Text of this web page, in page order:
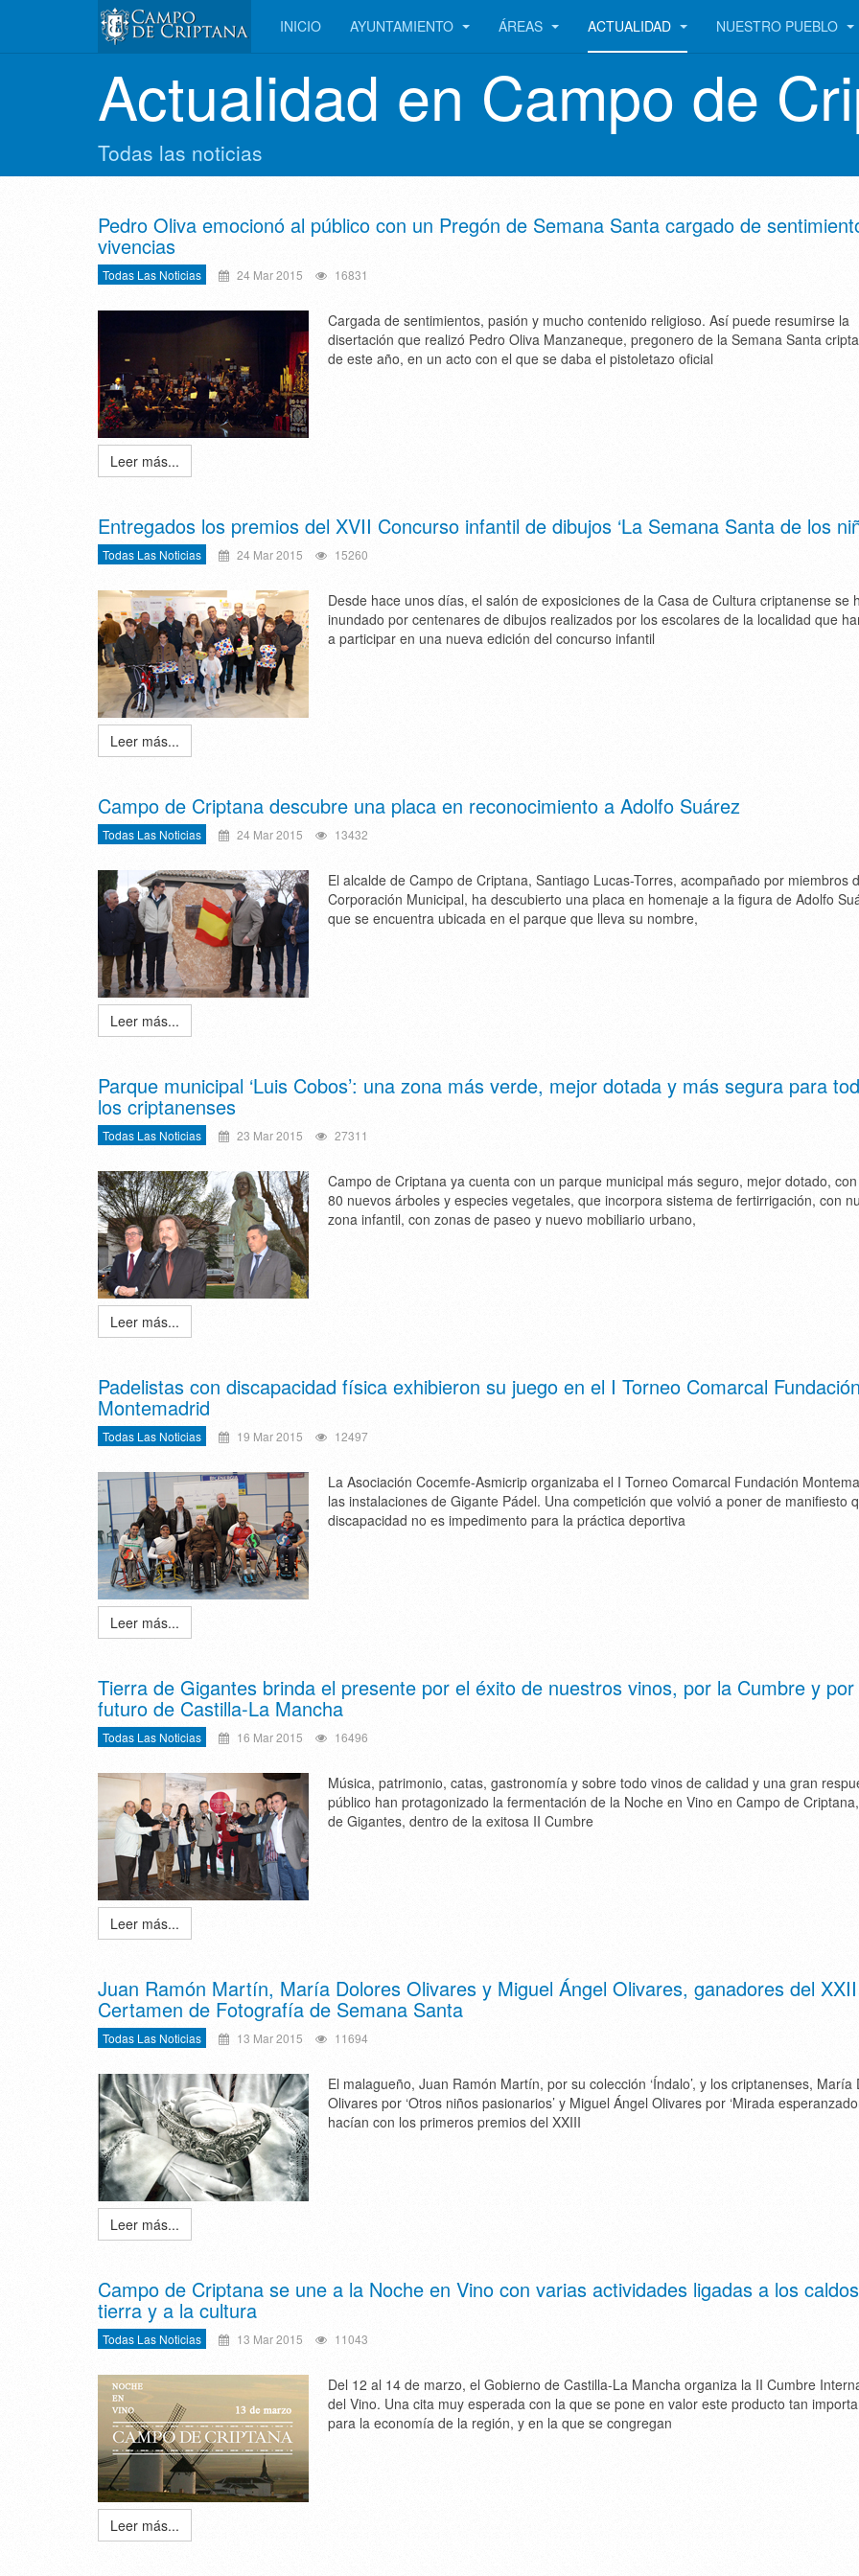
INICIO AYUNTAMIENTO ÁREAS ACTUALIDAD NUESTRO PUEBLO
Actualidad en Campo de
Todas las noticias
Pedro Oliva emocionó al público con un Pregón de Semana Santa cargado de
vivencias
Todas Las Noticias 24 Mar 2015 16831
Cargada de sentimientos, pasión y mucho contenido religioso. Así puede resumirse la
disertación que realizó Pedro Oliva Manzaneque, pregonero de la Semana Santa
de este año, en un acto con el que se daba el pistoletazo oficial
Leer más...
Entregados los premios del XVII Concurso infantil de dibujos ‘La Semana Santa de los
Todas Las Noticias 24 Mar 2015 15260
Desde hace unos días, el salón de exposiciones de la Casa de Cultura criptanense se
inundado por centenares de dibujos realizados por los escolares de la localidad que
a participar en una nueva edición del concurso infantil
Leer más...
Campo de Criptana descubre una placa en reconocimiento a Adolfo Suárez
Todas Las Noticias 24 Mar 2015 13432
El alcalde de Campo de Criptana, Santiago Lucas-Torres, acompañado por miembros
Corporación Municipal, ha descubierto una placa en homenaje a la figura de Adolfo
que se encuentra ubicada en el parque que lleva su nombre,
Leer más...
Parque municipal ‘Luis Cobos’: una zona más verde, mejor dotada y más segura para
los criptanenses
Todas Las Noticias 23 Mar 2015 27311
Campo de Criptana ya cuenta con un parque municipal más seguro, mejor dotado,
80 nuevos árboles y especies vegetales, que incorpora sistema de fertirrigación, con
zona infantil, con zonas de paseo y nuevo mobiliario urbano,
Leer más...
Padelistas con discapacidad física exhibieron su juego en el I Torneo Comarcal
Montemadrid
Todas Las Noticias 19 Mar 2015 12497
La Asociación Cocemfe-Asmicrip organizaba el I Torneo Comarcal Fundación
las instalaciones de Gigante Pádel. Una competición que volvió a poner de manifiesto
discapacidad no es impedimento para la práctica deportiva
Leer más...
Tierra de Gigantes brinda el presente por el éxito de nuestros vinos, por la Cumbre y
futuro de Castilla-La Mancha
Todas Las Noticias 16 Mar 2015 16496
Música, patrimonio, catas, gastronomía y sobre todo vinos de calidad y una gran
público han protagonizado la fermentación de la Noche en Vino en Campo de
de Gigantes, dentro de la exitosa II Cumbre
Leer más...
Juan Ramón Martín, María Dolores Olivares y Miguel Ángel Olivares, ganadores del
Certamen de Fotografía de Semana Santa
Todas Las Noticias 13 Mar 2015 11694
El malagueño, Juan Ramón Martín, por su colección ‘Índalo’, y los criptanenses, María
Olivares por ‘Otros niños pasionarios’ y Miguel Ángel Olivares por ‘Mirada
hacían con los primeros premios del XXIII
Leer más...
Campo de Criptana se une a la Noche en Vino con varias actividades ligadas a los
tierra y a la cultura
Todas Las Noticias 13 Mar 2015 11043
Del 12 al 14 de marzo, el Gobierno de Castilla-La Mancha organiza la II Cumbre
del Vino. Una cita muy esperada con la que se pone en valor este producto tan
para la economía de la región, y en la que se congregan
Leer más...